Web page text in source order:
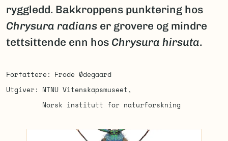
ryggledd. Bakkroppens punktering hos
Chrysura radians er grovere og mindre
tettsittende enn hos Chrysura hirsuta.
Forfattere
Frode Ødegaard
Utgiver
NTNU Vitenskapsmuseet
Norsk institutt for naturforskning